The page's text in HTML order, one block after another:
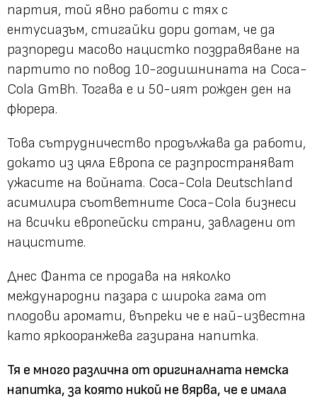
партия, той явно работи с тях с
ентусиазъм, стигайки дори дотам, че да
разпореди масово нацистко поздравяване на
партито по повод 10-годишнината на Coca-
Cola GmBh. Тогава е и 50-ият рожден ден на
фюрера.
Това сътрудничество продължава да работи,
докато из цяла Европа се разпространяват
ужасите на войната. Coca-Cola Deutschland
асимилира съответните Coca-Cola бизнеси
на всички европейски страни, завладени от
нацистите.
Днес Фанта се продава на няколко
международни пазара с широка гама от
плодови аромати, въпреки че е най-известна
като яркооранжева газирана напитка.
Тя е много различна от оригиналната немска
напитка, за която никой не вярва, че е имала